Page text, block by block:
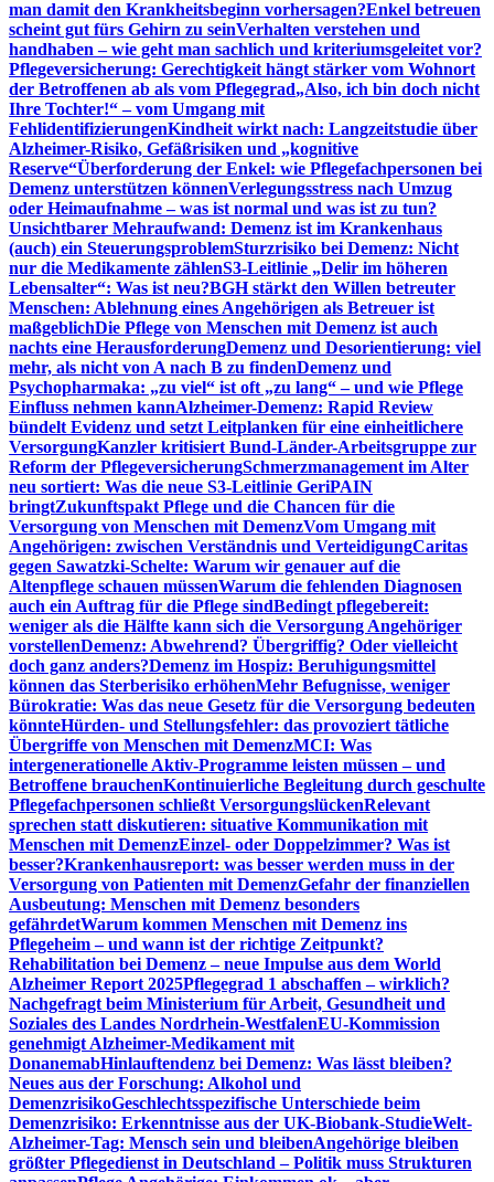
man damit den Krankheitsbeginn vorhersagen?Enkel betreuen
scheint gut fürs Gehirn zu seinVerhalten verstehen und
handhaben – wie geht man sachlich und kriteriumsgeleitet vor?
Pflegeversicherung: Gerechtigkeit hängt stärker vom Wohnort
der Betroffenen ab als vom Pflegegrad„Also, ich bin doch nicht
Ihre Tochter!“ – vom Umgang mit
FehlidentifizierungenKindheit wirkt nach: Langzeitstudie über
Alzheimer-Risiko, Gefäßrisiken und „kognitive
Reserve“Überforderung der Enkel: wie Pflegefachpersonen bei
Demenz unterstützen könnenVerlegungsstress nach Umzug
oder Heimaufnahme – was ist normal und was ist zu tun?
Unsichtbarer Mehraufwand: Demenz ist im Krankenhaus
(auch) ein SteuerungsproblemSturzrisiko bei Demenz: Nicht
nur die Medikamente zählenS3-Leitlinie „Delir im höheren
Lebensalter“: Was ist neu?BGH stärkt den Willen betreuter
Menschen: Ablehnung eines Angehörigen als Betreuer ist
maßgeblichDie Pflege von Menschen mit Demenz ist auch
nachts eine HerausforderungDemenz und Desorientierung: viel
mehr, als nicht von A nach B zu findenDemenz und
Psychopharmaka: „zu viel“ ist oft „zu lang“ – und wie Pflege
Einfluss nehmen kannAlzheimer-Demenz: Rapid Review
bündelt Evidenz und setzt Leitplanken für eine einheitlichere
VersorgungKanzler kritisiert Bund-Länder-Arbeitsgruppe zur
Reform der PflegeversicherungSchmerzmanagement im Alter
neu sortiert: Was die neue S3-Leitlinie GeriPAIN
bringtZukunftspakt Pflege und die Chancen für die
Versorgung von Menschen mit DemenzVom Umgang mit
Angehörigen: zwischen Verständnis und VerteidigungCaritas
gegen Sawatzki-Schelte: Warum wir genauer auf die
Altenpflege schauen müssenWarum die fehlenden Diagnosen
auch ein Auftrag für die Pflege sindBedingt pflegebereit:
weniger als die Hälfte kann sich die Versorgung Angehöriger
vorstellenDemenz: Abwehrend? Übergriffig? Oder vielleicht
doch ganz anders?Demenz im Hospiz: Beruhigungsmittel
können das Sterberisiko erhöhenMehr Befugnisse, weniger
Bürokratie: Was das neue Gesetz für die Versorgung bedeuten
könnteHürden- und Stellungsfehler: das provoziert tätliche
Übergriffe von Menschen mit DemenzMCI: Was
intergenerationelle Aktiv-Programme leisten müssen – und
Betroffene brauchenKontinuierliche Begleitung durch geschulte
Pflegefachpersonen schließt VersorgungslückenRelevant
sprechen statt diskutieren: situative Kommunikation mit
Menschen mit DemenzEinzel- oder Doppelzimmer? Was ist
besser?Krankenhausreport: was besser werden muss in der
Versorgung von Patienten mit DemenzGefahr der finanziellen
Ausbeutung: Menschen mit Demenz besonders
gefährdetWarum kommen Menschen mit Demenz ins
Pflegeheim – und wann ist der richtige Zeitpunkt?
Rehabilitation bei Demenz – neue Impulse aus dem World
Alzheimer Report 2025Pflegegrad 1 abschaffen – wirklich?
Nachgefragt beim Ministerium für Arbeit, Gesundheit und
Soziales des Landes Nordrhein-WestfalenEU-Kommission
genehmigt Alzheimer-Medikament mit
DonanemabHinlauftendenz bei Demenz: Was lässt bleiben?
Neues aus der Forschung: Alkohol und
DemenzrisikoGeschlechtsspezifische Unterschiede beim
Demenzrisiko: Erkenntnisse aus der UK-Biobank-StudieWelt-
Alzheimer-Tag: Mensch sein und bleibenAngehörige bleiben
größter Pflegedienst in Deutschland – Politik muss Strukturen